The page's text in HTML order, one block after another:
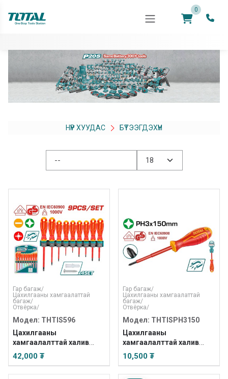
0
НҮҮР ХУУДАС БҮТЭЭГДЭХҮҮН
Гар багаж/
Цахилгааны хамгаалаттай
багаж/
Отвёрка/
Модел: THTIS596
Цахилгааны
хамгаалалттай халив
ком-9ш
42,000 ₮
Гар багаж/
Цахилгааны хамгаалаттай
багаж/
Отвёрка/
Модел: THTISPH3150
Цахилгааны
хамгаалалттай халив
PH3x150мм
10,500 ₮